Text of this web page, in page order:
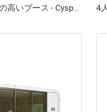
2人用のスマートで防音性の高いブース - Cyspace Y PROシリーズ